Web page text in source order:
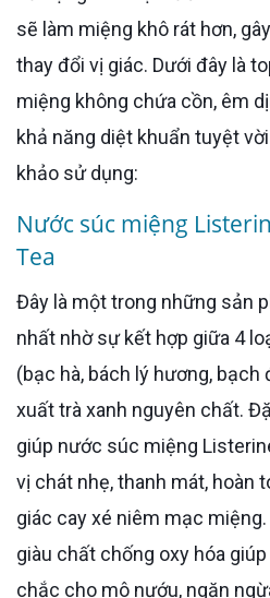
sẽ làm miệng khô rát hơn,
thay đổi vị giác. Dưới đây là
miệng không chứa cồn, êm
khả năng diệt khuẩn tuyệt
khảo sử dụng:
Nước súc miệng
Tea
Đây là một trong những sản phẩm được ưa chuộng
nhất nhờ sự kết hợp giữa 4
(bạc hà, bách lý hương, bạch
xuất trà xanh nguyên chất.
giúp nước súc miệng
vị chát nhẹ, thanh mát, hoàn
giác cay xé niêm mạc
giàu chất chống oxy hóa
chắc cho mô nướu, ngăn